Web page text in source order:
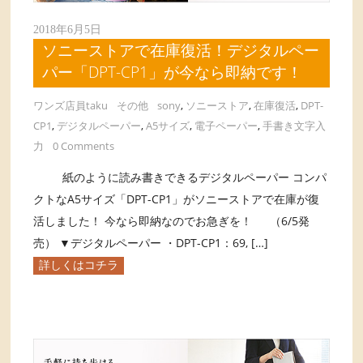
2018年6月5日
ソニーストアで在庫復活！デジタルペー
パー「DPT-CP1」が今なら即納です！
ワンズ店員taku その他 sony, ソニーストア,在庫復活, DPT-
CP1, デジタルペーパー,A5サイズ, 電子ペーパー,手書き文字入
力
0 Comments
紙のように読み書きできるデジタルペーパー コンパ
クトなA5サイズ「DPT-CP1」がソニーストアで在庫が復
活しました！ 今なら即納なのでお急ぎを！ （6/5発
売） ▼デジタルペーパー ・DPT-CP1：69, […]
詳しくはコチラ